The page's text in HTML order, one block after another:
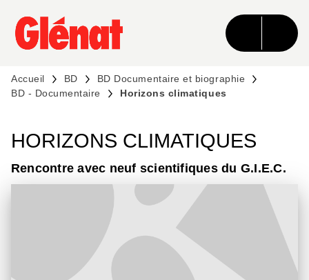
MENU RECHERCHE CONTENU
PIED DE PAGE
Accueil BD
BD Documentaire et biographie
BD - Documentaire
Horizons climatiques
HORIZONS CLIMATIQUES
Rencontre avec neuf scientifiques du G.I.E.C.